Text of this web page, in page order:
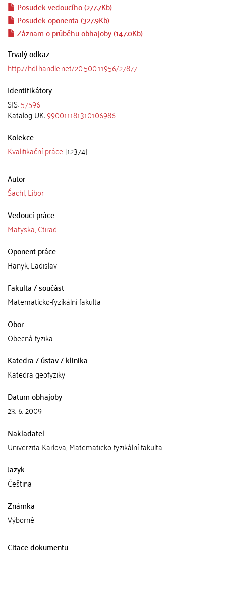
Posudek vedoucího (277.7Kb)
Posudek oponenta (327.9Kb)
Záznam o průběhu obhajoby (147.0Kb)
Trvalý odkaz
http://hdl.handle.net/20.500.11956/27877
Identifikátory
SIS:57596
Katalog UK:990011181310106986
Kolekce
Kvalifikační práce [12374]
Autor
Šachl, Libor
Vedoucí práce
Matyska, Ctirad
Oponent práce
Hanyk, Ladislav
Fakulta / součást
Matematicko-fyzikální fakulta
Obor
Obecná fyzika
Katedra / ústav / klinika
Katedra geofyziky
Datum obhajoby
23. 6. 2009
Nakladatel
Univerzita Karlova, Matematicko-fyzikální fakulta
Jazyk
Čeština
Známka
Výborně
Citace dokumentu